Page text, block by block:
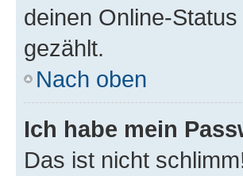
deinen Online-
gezählt.
Nach oben
Ich habe mein
Das ist nicht